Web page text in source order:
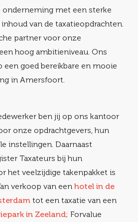
onderneming met een sterke
van de taxatieopdrachten.
partner voor onze
hoog ambitieniveau. Ons
een goed bereikbare en mooie
in Amersfoort.
ben jij op ons kantoor
onze opdrachtgevers, hun
instellingen. Daarnaast
Taxateurs bij hun
het veelzijdige takenpakket is
verkoop van een hotel in de
tot een taxatie van een
in Zeeland; Forvalue